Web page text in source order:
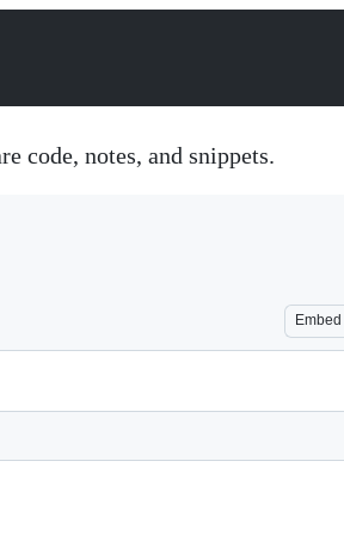
code, notes, and snippets.
Embed